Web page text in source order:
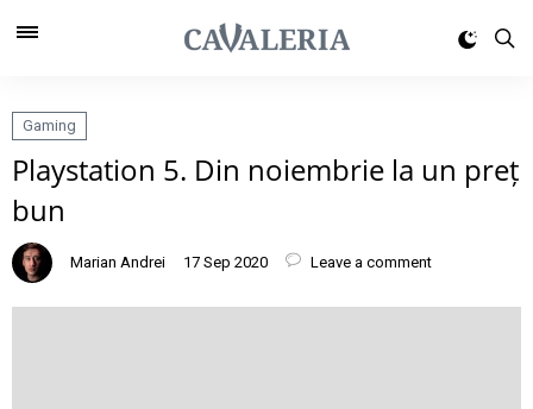
Gaming
Playstation 5. Din noiembrie la un preț
bun
Marian Andrei 17 Sep 2020 Leave a comment